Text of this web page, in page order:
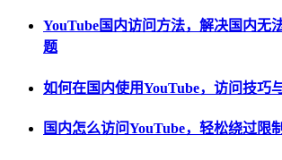
YouTube国内访问方法，解决国内无
题
如何在国内使用YouTube，访问技巧
国内怎么访问YouTube，轻松绕过限